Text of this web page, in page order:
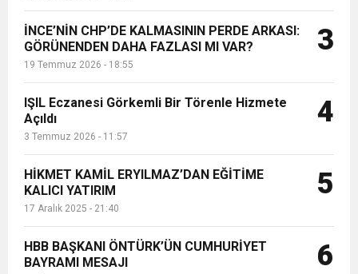
İNCE’NİN CHP’DE KALMASININ PERDE ARKASI:
GÖRÜNENDEN DAHA FAZLASI MI VAR?
19 Temmuz 2026 - 18:55
3
IŞIL Eczanesi Görkemli Bir Törenle Hizmete
Açıldı
3 Temmuz 2026 - 11:57
4
HİKMET KAMİL ERYILMAZ’DAN EĞİTİME
KALICI YATIRIM
17 Aralık 2025 - 21:40
5
HBB BAŞKANI ÖNTÜRK’ÜN CUMHURİYET
BAYRAMI MESAJI
6